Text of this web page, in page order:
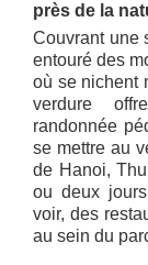
près de la
Couvrant une
entouré des
où se nichent
verdure
randonnée
se mettre au
de Hanoi,
ou deux
voir, des
au sein du